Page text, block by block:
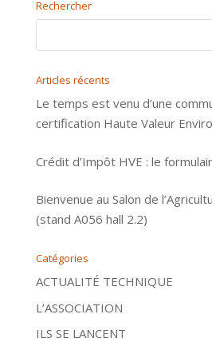
Rechercher
Articles récents
Le temps est venu d’une
certification Haute Valeur
Crédit d’Impôt HVE : le
Bienvenue au Salon de
(stand A056 hall 2.2)
Catégories
ACTUALITÉ TECHNIQUE
L’ASSOCIATION
ILS SE LANCENT